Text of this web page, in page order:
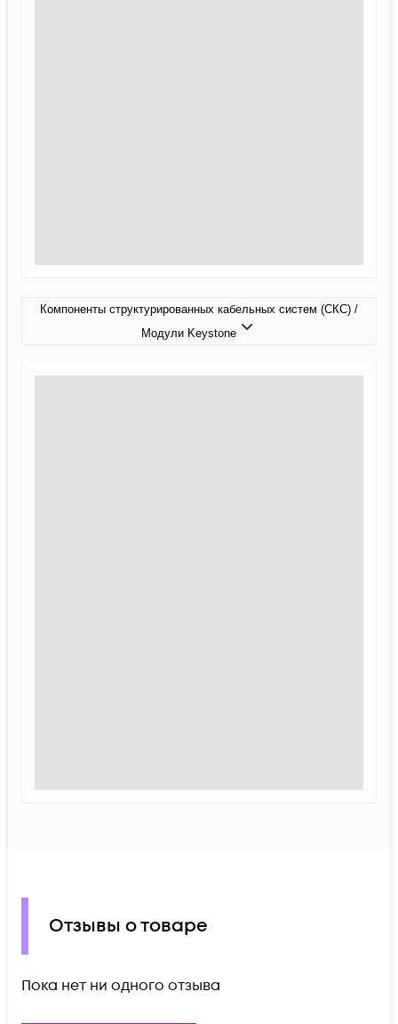
Компоненты структурированных кабельных систем (СКС) /
Модули Keystone
Отзывы о товаре
Пока нет ни одного отзыва